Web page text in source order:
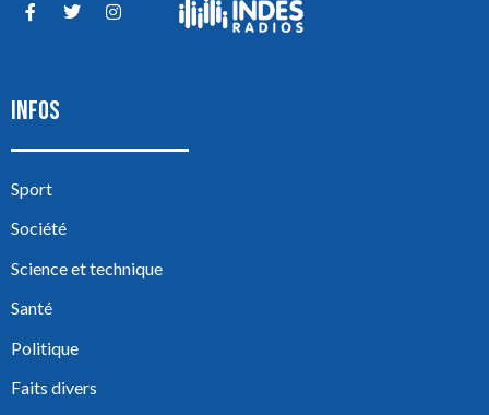
INFOS
Sport
Société
Science et technique
Santé
Politique
Faits divers